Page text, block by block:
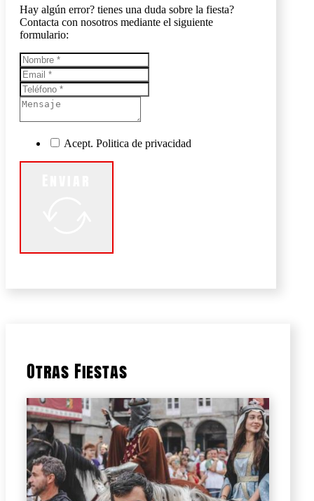
Hay algún error? tienes una duda sobre la fiesta?
Contacta con nosotros mediante el siguiente
formulario:
Acept. Politica de privacidad
Otras Fiestas